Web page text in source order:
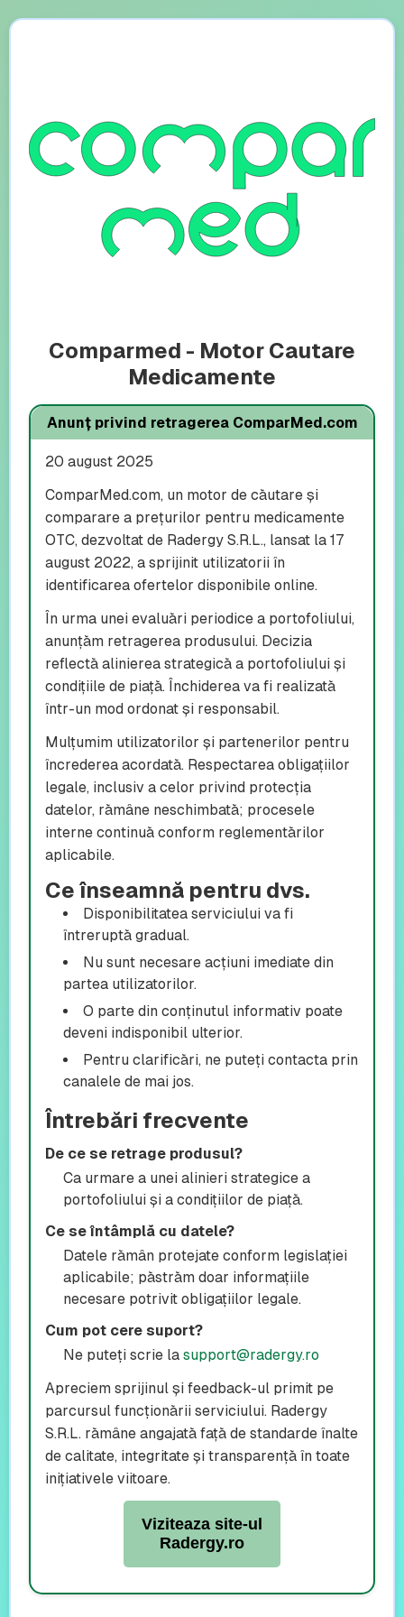
Comparmed - Motor Cautare
Medicamente
Anunț privind retragerea ComparMed.com
20 august 2025
ComparMed.com, un motor de căutare și
comparare a prețurilor pentru medicamente
OTC, dezvoltat de Radergy S.R.L., lansat la 17
august 2022, a sprijinit utilizatorii în
identificarea ofertelor disponibile online.
În urma unei evaluări periodice a portofoliului,
anunțăm retragerea produsului. Decizia
reflectă alinierea strategică a portofoliului și
condițiile de piață. Închiderea va fi realizată
într-un mod ordonat și responsabil.
Mulțumim utilizatorilor și partenerilor pentru
încrederea acordată. Respectarea obligațiilor
legale, inclusiv a celor privind protecția
datelor, rămâne neschimbată; procesele
interne continuă conform reglementărilor
aplicabile.
Ce înseamnă pentru dvs.
Disponibilitatea serviciului va fi
întreruptă gradual.
Nu sunt necesare acțiuni imediate din
partea utilizatorilor.
O parte din conținutul informativ poate
deveni indisponibil ulterior.
Pentru clarificări, ne puteți contacta prin
canalele de mai jos.
Întrebări frecvente
De ce se retrage produsul?
Ca urmare a unei alinieri strategice a
portofoliului și a condițiilor de piață.
Ce se întâmplă cu datele?
Datele rămân protejate conform legislației
aplicabile; păstrăm doar informațiile
necesare potrivit obligațiilor legale.
Cum pot cere suport?
Ne puteți scrie la support@radergy.ro
Apreciem sprijinul și feedback-ul primit pe
parcursul funcționării serviciului. Radergy
S.R.L. rămâne angajată față de standarde înalte
de calitate, integritate și transparență în toate
inițiativele viitoare.
Viziteaza site-ul
Radergy.ro